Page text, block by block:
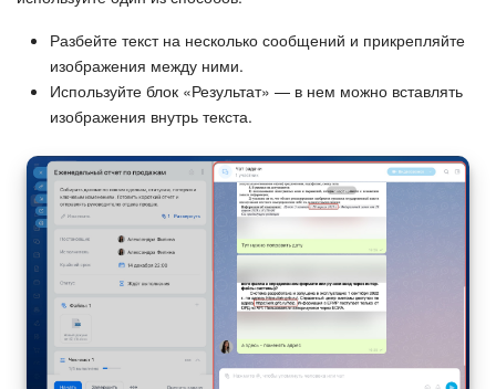
Разбейте текст на несколько сообщений и прикрепляйте
изображения между ними.
Используйте блок «Результат» — в нем можно вставлять
изображения внутрь текста.